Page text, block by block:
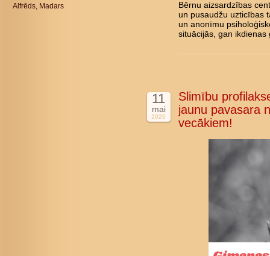
Alfrēds, Madars
Bērnu aizsardzības
un pusaudžu uzticības
un anonīmu
situācijās, gan ikdienas
11
mai
2026
Slimību
jaunu pavasara
vecākiem!